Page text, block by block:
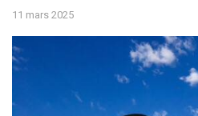
11 mars 2025